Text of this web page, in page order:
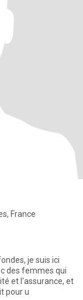
France
je suis ici
des femmes qui
et l'assurance, et
pour u